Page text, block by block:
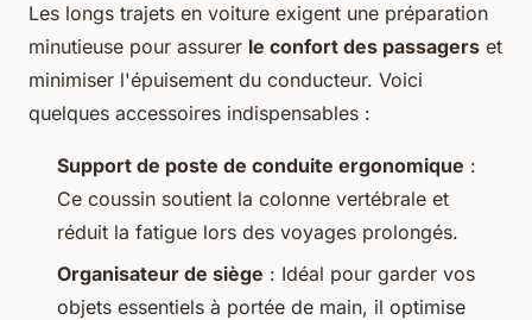
Les longs trajets en voiture exigent une préparation
minutieuse pour assurer le confort des passagers et
minimiser l'épuisement du conducteur. Voici
quelques accessoires indispensables :
Support de poste de conduite ergonomique :
Ce coussin soutient la colonne vertébrale et
réduit la fatigue lors des voyages prolongés.
Organisateur de siège : Idéal pour garder vos
objets essentiels à portée de main, il optimise